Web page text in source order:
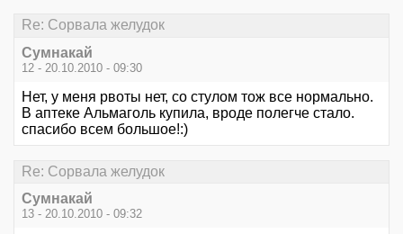
Re: Сорвала желудок
Сумнакай
12 - 20.10.2010 - 09:30
Нет, у меня рвоты нет, со стулом тож все нормально.
В аптеке Альмаголь купила, вроде полегче стало.
спасибо всем большое!:)
Re: Сорвала желудок
Сумнакай
13 - 20.10.2010 - 09:32